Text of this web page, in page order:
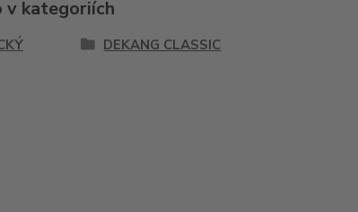
v kategoriích
DEKANG CLASSIC